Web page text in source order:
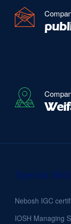
Special
Nebosh IGC
IOSH Managing